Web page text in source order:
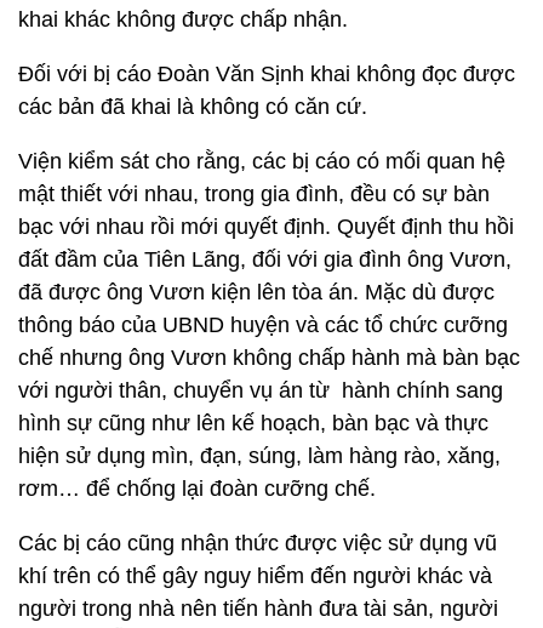
khai khác không được chấp nhận.
Đối với bị cáo Đoàn Văn Sịnh khai không đọc được
các bản đã khai là không có căn cứ.
Viện kiểm sát cho rằng, các bị cáo có mối quan hệ
mật thiết với nhau, trong gia đình, đều có sự bàn
bạc với nhau rồi mới quyết định. Quyết định thu hồi
đất đầm của Tiên Lãng, đối với gia đình ông Vươn,
đã được ông Vươn kiện lên tòa án. Mặc dù được
thông báo của UBND huyện và các tổ chức cưỡng
chế nhưng ông Vươn không chấp hành mà bàn bạc
với người thân, chuyển vụ án từ hành chính sang
hình sự cũng như lên kế hoạch, bàn bạc và thực
hiện sử dụng mìn, đạn, súng, làm hàng rào, xăng,
rơm… để chống lại đoàn cưỡng chế.
Các bị cáo cũng nhận thức được việc sử dụng vũ
khí trên có thể gây nguy hiểm đến người khác và
người trong nhà nên tiến hành đưa tài sản, người